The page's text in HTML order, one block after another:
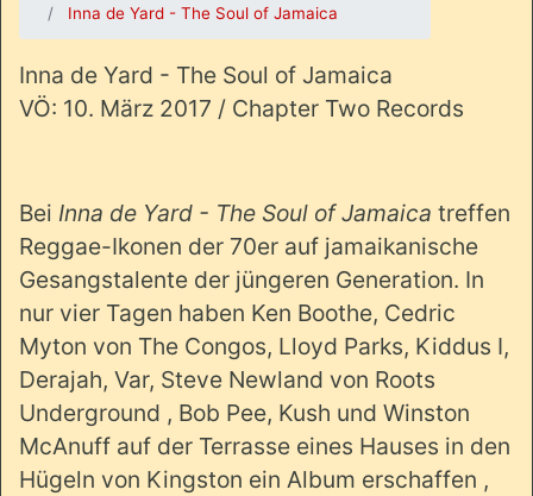
Inna de Yard - The Soul of Jamaica
Inna de Yard - The Soul of Jamaica
VÖ: 10. März 2017 / Chapter Two Records
Bei Inna de Yard - The Soul of Jamaica treffen
Reggae-Ikonen der 70er auf jamaikanische
Gesangstalente der jüngeren Generation. In
nur vier Tagen haben Ken Boothe, Cedric
Myton von The Congos, Lloyd Parks, Kiddus I,
Derajah, Var, Steve Newland von Roots
Underground , Bob Pee, Kush und Winston
McAnuff auf der Terrasse eines Hauses in den
Hügeln von Kingston ein Album erschaffen ,